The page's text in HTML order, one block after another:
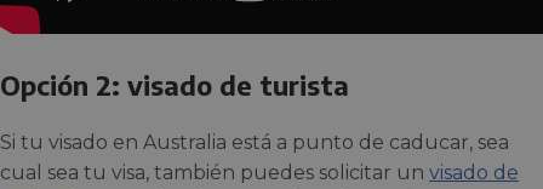
Opción 2: visado de turista
Si tu visado en Australia está a punto de caducar, sea
cual sea tu visa, también puedes solicitar un visado de